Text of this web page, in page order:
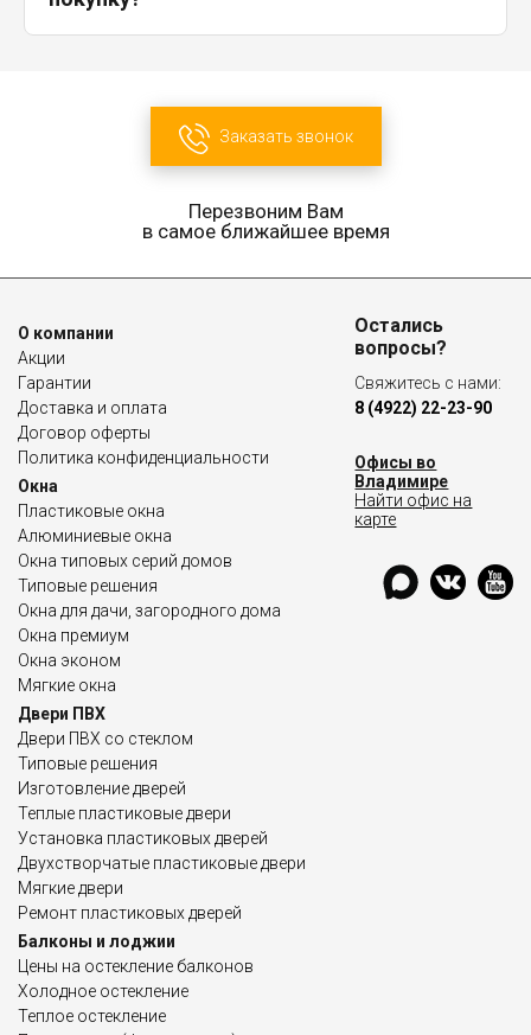
Заказать звонок
Перезвоним Вам
в самое ближайшее время
О компании
Акции
Гарантии
Доставка и оплата
Договор оферты
Политика конфиденциальности
Окна
Пластиковые окна
Алюминиевые окна
Окна типовых серий домов
Типовые решения
Окна для дачи, загородного дома
Окна премиум
Окна эконом
Мягкие окна
Двери ПВХ
Двери ПВХ со стеклом
Типовые решения
Изготовление дверей
Теплые пластиковые двери
Установка пластиковых дверей
Двухстворчатые пластиковые двери
Мягкие двери
Ремонт пластиковых дверей
Балконы и лоджии
Цены на остекление балконов
Холодное остекление
Теплое остекление
Остались
вопросы?
Свяжитесь с нами:
8 (4922) 22-23-90
Офисы во
Владимире
Найти офис на
карте